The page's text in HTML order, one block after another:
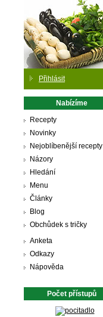
Přihlásit
Nabízíme
Recepty
Novinky
Nejoblíbenější recepty
Názory
Hledání
Menu
Články
Blog
Obchůdek s tričky
Anketa
Odkazy
Nápověda
Počet přístupů